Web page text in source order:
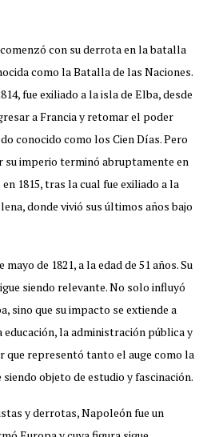
con su derrota en la batalla
como la Batalla de las Naciones.
fue exiliado a la isla de Elba, desde
a Francia y retomar el poder
conocido como los Cien Días. Pero
su imperio terminó abruptamente en
1815, tras la cual fue exiliado a la
donde vivió sus últimos años bajo
de 1821, a la edad de 51 años. Su
siendo relevante. No solo influyó
sino que su impacto se extiende a
educación, la administración pública y
que representó tanto el auge como la
siendo objeto de estudio y fascinación.
y derrotas, Napoleón fue un